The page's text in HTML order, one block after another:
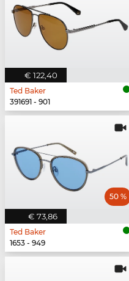
€ 122,40
Ted Baker
391691 - 901
€ 73,86
50 %
Ted Baker
1653 - 949